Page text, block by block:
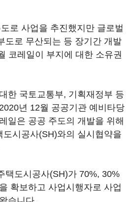
로 사업을 추진했지만 글로벌
도로 무산되는 등 장기간 개발
코레일이 부지에 대한 소유권
한 국토교통부, 기획재정부 등
년 12월 공공기관 예비타당
일은 공공 주도의 개발을 위해
도시공사(SH)와의 실시협약을
택도시공사(SH)가 70%, 30%
확보하고 사업시행자로 사업